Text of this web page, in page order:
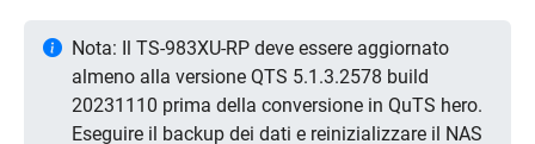
Nota: Il TS-983XU-RP deve essere aggiornato
almeno alla versione QTS 5.1.3.2578 build
20231110 prima della conversione in QuTS hero.
Eseguire il backup dei dati e reinizializzare il NAS